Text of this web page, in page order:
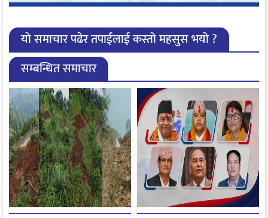
यो समाचार पढेर तपाईलाई कस्तो महसुस भयो ?
सम्बन्धित समाचार